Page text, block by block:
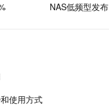
NAS低频型发布
使用方式